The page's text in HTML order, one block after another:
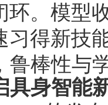
环。模型
习得新技
鲁棒性与
具身智能